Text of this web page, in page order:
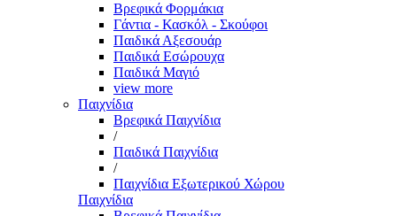
Βρεφικά Φορμάκια
Γάντια - Κασκόλ - Σκούφοι
Παιδικά Αξεσουάρ
Παιδικά Εσώρουχα
Παιδικά Μαγιό
view more
Παιχνίδια
Βρεφικά Παιχνίδια
/
Παιδικά Παιχνίδια
/
Παιχνίδια Εξωτερικού Χώρου
Παιχνίδια